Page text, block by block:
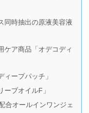
同時抽出の原液美容液
ケア商品「オデコディ
ープパッチ」
ブオイルF」
合オールインワンジェ